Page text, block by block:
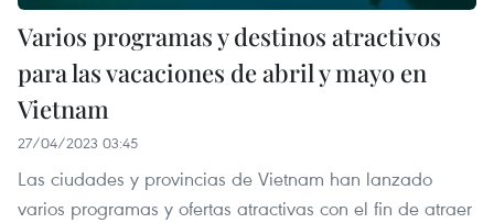
Varios programas y destinos atractivos
para las vacaciones de abril y mayo en
Vietnam
27/04/2023 03:45
Las ciudades y provincias de Vietnam han lanzado
varios programas y ofertas atractivas con el fin de atraer